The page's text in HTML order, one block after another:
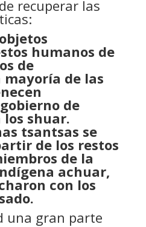
recuperar las
humanos de
de
de las
de
los shuar.
tsantsas se
de los restos
de la
achuar,
con los
una gran parte